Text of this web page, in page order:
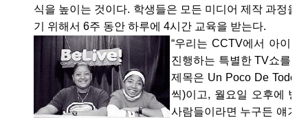
식을 높이는 것이다. 학생들은 모든 미디어 제작 과정을
기 위해서 6주 동안 하루에 4시간 교육을 받는다.
“우리는 CCTV에서 아이들
진행하는 특별한 TV쇼를
제목은 Un Poco De Todo(
씩)이고, 월요일 오후에 방
사람들이라면 누구든 얘기